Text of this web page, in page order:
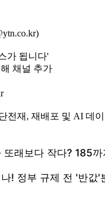
가 됩니다'
채널 추가
전재, 재배포 및 AI 데